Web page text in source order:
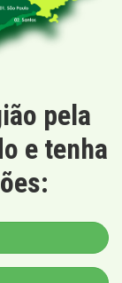
pela
e tenha